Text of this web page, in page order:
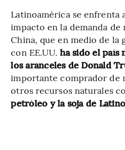
Latinoamérica se enfrenta
impacto en la demanda de
China, que en medio de la
con EE.UU. ha sido el país
los aranceles de Donald
importante comprador de
otros recursos naturales
petróleo y la soja de